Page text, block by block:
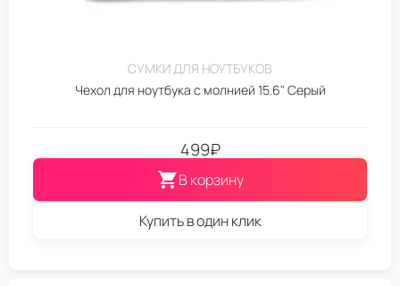
СУМКИ ДЛЯ НОУТБУКОВ
Чехол для ноутбука с молнией 15.6" Серый
499₽
В корзину
Купить в один клик